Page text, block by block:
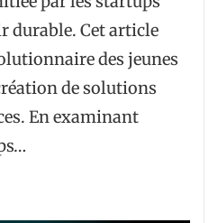
durable. Cet article
des jeunes
de solutions
En examinant